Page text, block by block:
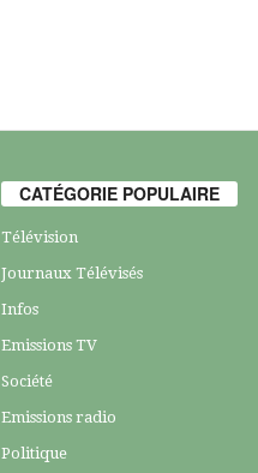
CATÉGORIE POPULAIRE
Télévision
Journaux Télévisés
Infos
Emissions TV
Société
Emissions radio
Politique